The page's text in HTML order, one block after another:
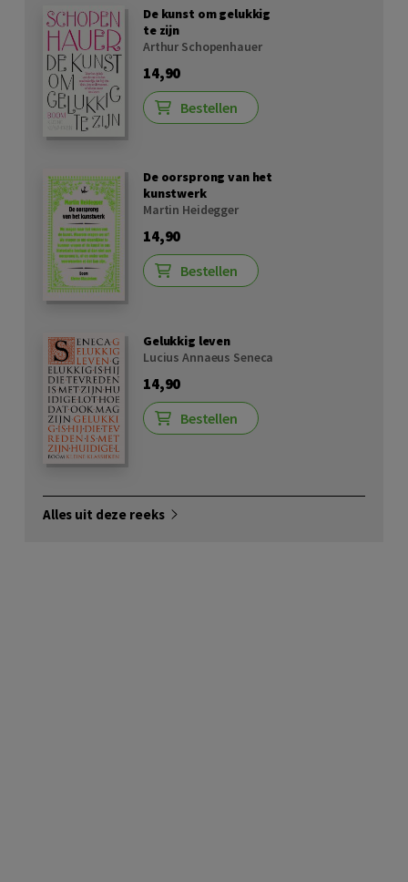
De kunst om gelukkig
te zijn
Arthur Schopenhauer
14,90
Bestellen
De oorsprong van het
kunstwerk
Martin Heidegger
14,90
Bestellen
Gelukkig leven
Lucius Annaeus Seneca
14,90
Bestellen
Alles uit deze reeks